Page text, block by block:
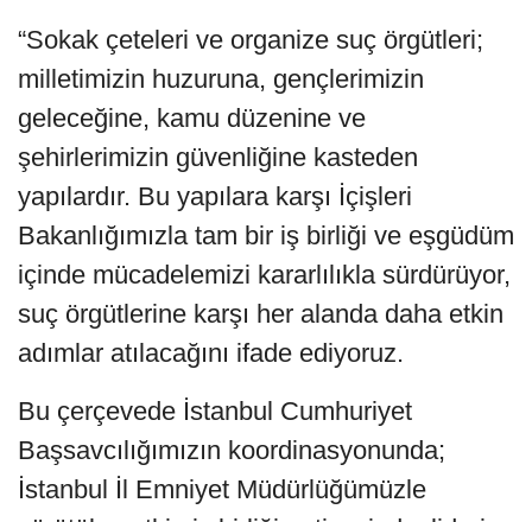
“Sokak çeteleri ve organize suç örgütleri;
milletimizin huzuruna, gençlerimizin
geleceğine, kamu düzenine ve
şehirlerimizin güvenliğine kasteden
yapılardır. Bu yapılara karşı İçişleri
Bakanlığımızla tam bir iş birliği ve eşgüdüm
içinde mücadelemizi kararlılıkla sürdürüyor,
suç örgütlerine karşı her alanda daha etkin
adımlar atılacağını ifade ediyoruz.
Bu çerçevede İstanbul Cumhuriyet
Başsavcılığımızın koordinasyonunda;
İstanbul İl Emniyet Müdürlüğümüzle